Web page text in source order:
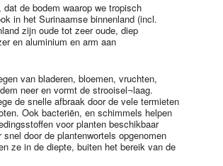
de bodem waarop we tropisch
in het Surinaamse binnenland (incl.
zijn oude tot zeer oude, diep
en aluminium en arm aan
van bladeren, bloemen, vruchten,
neer en vormt de strooisel¬laag.
de snelle afbraak door de vele termieten
Ook bacteriën, en schimmels helpen
voor planten beschikbaar
door de plantenwortels opgenomen
ze in de diepte, buiten het bereik van de